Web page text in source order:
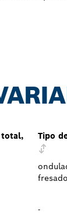
total,
Tipo
fresado
-